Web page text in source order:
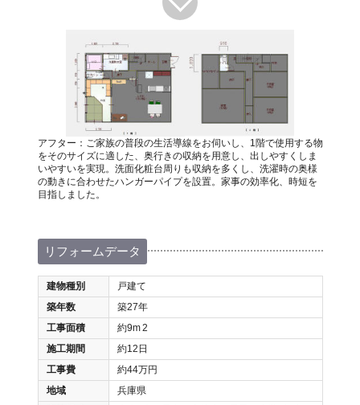
アフター：ご家族の普段の生活導線をお伺いし、1階で使用する物
をそのサイズに適した、奥行きの収納を用意し、出しやすくしま
いやすいを実現。洗面化粧台周りも収納を多くし、洗濯時の奥様
の動きに合わせたハンガーパイプを設置。家事の効率化、時短を
目指しました。
リフォームデータ
建物種別
戸建て
築年数
築27年
工事面積
約9m2
施工期間
約12日
工事費
約44万円
地域
兵庫県